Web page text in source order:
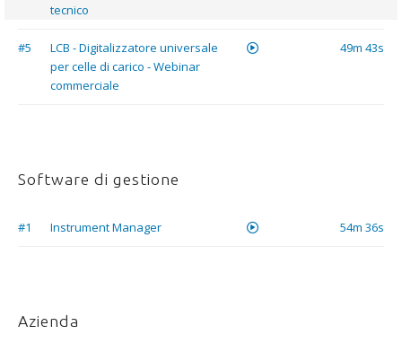
tecnico
#5
LCB - Digitalizzatore universale
per celle di carico - Webinar
commerciale
49m 43s
Software di gestione
#1 Instrument Manager 54m 36s
Azienda